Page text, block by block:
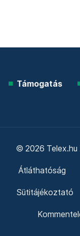
Támogatás
© 2026 Telex.hu
Átláthatóság
Sütitájékoztató